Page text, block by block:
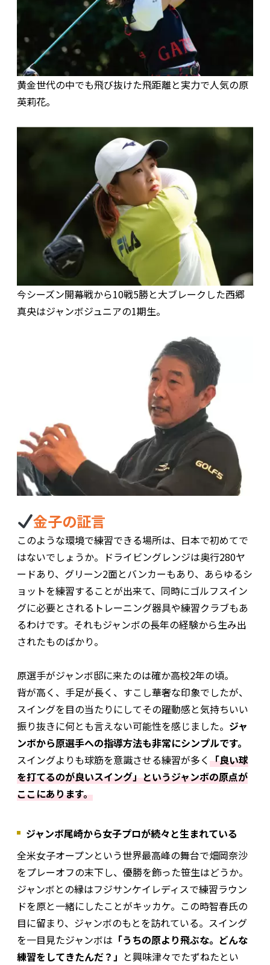
黄金世代の中でも飛び抜けた飛距離と実力で人気の原
英莉花。
今シーズン開幕戦から10戦5勝と大ブレークした西郷
真央はジャンボジュニアの1期生。
金子の証言
このような環境で練習できる場所は、日本で初めてで
はないでしょうか。ドライビングレンジは奥行280ヤ
ードあり、グリーン2面とバンカーもあり、あらゆるシ
ョットを練習することが出来て、同時にゴルフスイン
グに必要とされるトレーニング器具や練習クラブもあ
るわけです。それもジャンボの長年の経験から生み出
されたものばかり。
原選手がジャンボ邸に来たのは確か高校2年の頃。
背が高く、手足が長く、すこし華奢な印象でしたが、
スイングを目の当たりにしてその躍動感と気持ちいい
振り抜きに何とも言えない可能性を感じました。 ジャ
ンボから原選手への指導方法も非常にシンプルです。
スイングよりも球筋を意識させる練習が多く 「良い球
を打てるのが良いスイング」というジャンボの原点が
ここにあります。
ジャンボ尾崎から女子プロが続々と生まれている
全米女子オープンという世界最高峰の舞台で畑岡奈沙
をプレーオフの末下し、優勝を飾った笹生はどうか。
ジャンボとの縁はフジサンケイレディスで練習ラウン
ドを原と一緒にしたことがキッカケ。この時智春氏の
目に留まり、ジャンボのもとを訪れている。スイング
を一目見たジャンボは 「うちの原より飛ぶな。どんな
練習をしてきたんだ？」 と興味津々でたずねたとい